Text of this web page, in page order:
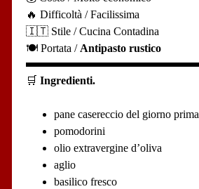
🔥 Difficoltà / Facilissima
🇮🇹 Stile / Cucina Contadina
🍽️ Portata / Antipasto rustico
🛒Ingredienti.
pane casereccio del giorno prima
pomodorini
olio extravergine d’oliva
aglio
basilico fresco